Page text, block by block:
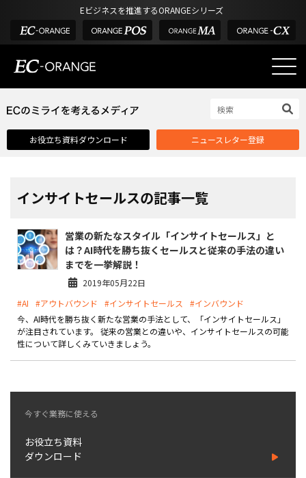
Eビジネスを推進するORANGEシリーズ
選ばれる理由
課題解決例
外部サービス連携
インフラ環境・サポート
製品
特長
通販受注対応
EC運用支援
継続的に結果を出し続けるECサイトへ
お役立ち資料ダウンロード ニュースレター登録
インサイトセールスの記事一覧
営業の新たなスタイル「インサイトセールス」と
は？AI時代を勝ち抜くセールスと従来の手法の違い
までを一挙解説！
2019年05月22日
#AI
#アウトバウンド #インサイトセールス
#インバウンド
今、AI時代を勝ち抜く新たな営業の手法として、「インサイトセールス」
が注目されています。 従来の営業との違いや、インサイトセールスの可能
性について詳しくみていきましょう。
今すぐ業務に使える
お役立ち資料
ダウンロード